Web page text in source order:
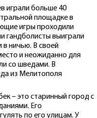
играли больше 40
площадке в
игры проходили
гандболисты выиграли
в ничью. В своей
и неожиданно для
со шведами. В
из Мелитополя
– это старинный город с
Его
по его улицам. У